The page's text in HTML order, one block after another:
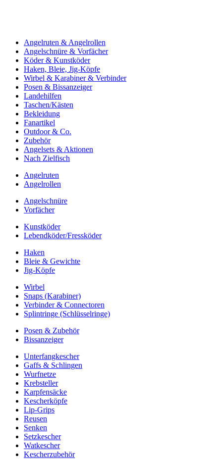
Angelruten & Angelrollen
Angelschnüre & Vorfächer
Köder & Kunstköder
Haken, Bleie, Jig-Köpfe
Wirbel & Karabiner & Verbinder
Posen & Bissanzeiger
Landehilfen
Taschen/Kästen
Bekleidung
Fanartikel
Outdoor & Co.
Zubehör
Angelsets & Aktionen
Nach Zielfisch
Angelruten
Angelrollen
Angelschnüre
Vorfächer
Kunstköder
Lebendköder/Fressköder
Haken
Bleie & Gewichte
Jig-Köpfe
Wirbel
Snaps (Karabiner)
Verbinder & Connectoren
Splintringe (Schlüsselringe)
Posen & Zubehör
Bissanzeiger
Unterfangkescher
Gaffs & Schlingen
Wurfnetze
Krebsteller
Karpfensäcke
Kescherköpfe
Lip-Grips
Reusen
Senken
Setzkescher
Watkescher
Kescherzubehör